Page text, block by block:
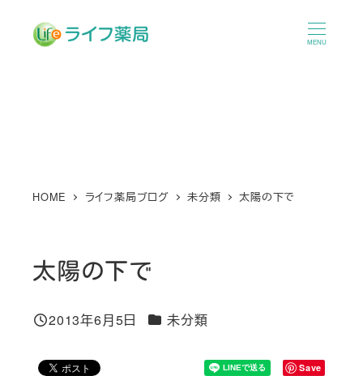
MENU
HOME ライフ薬局ブログ 未分類 太陽の下で
太陽の下で
投稿日
2013年6月5日 カテゴリー
未分類
Save